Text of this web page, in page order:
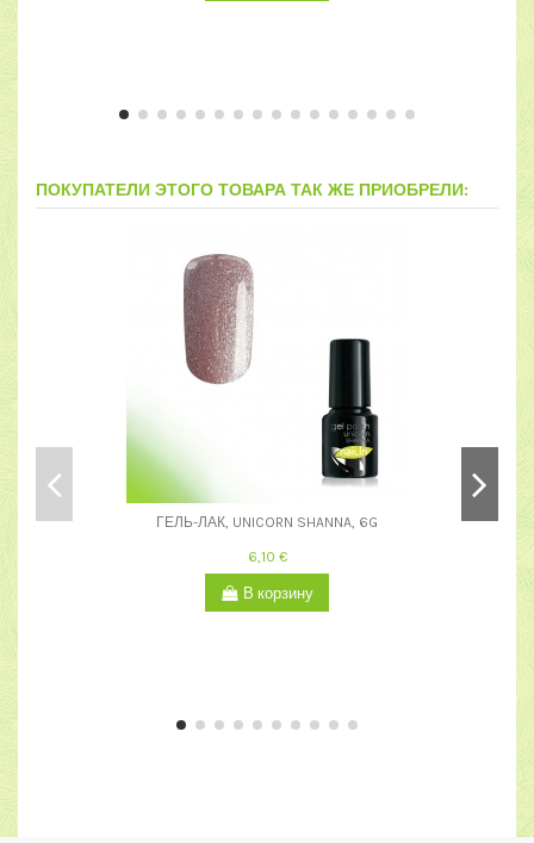
ПОКУПАТЕЛИ ЭТОГО ТОВАРА ТАК ЖЕ ПРИОБРЕЛИ:
ГЕЛЬ-ЛАК, UNICORN SHANNA, 6G
6,10 €
В корзину
-15%